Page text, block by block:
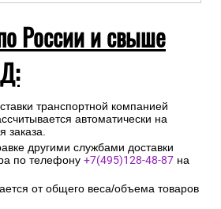
России и свыше
транспортной компанией
автоматически на
заказа.
другими службами доставки
по телефону +7(495)128-48-87 на
от общего веса/объема товаров